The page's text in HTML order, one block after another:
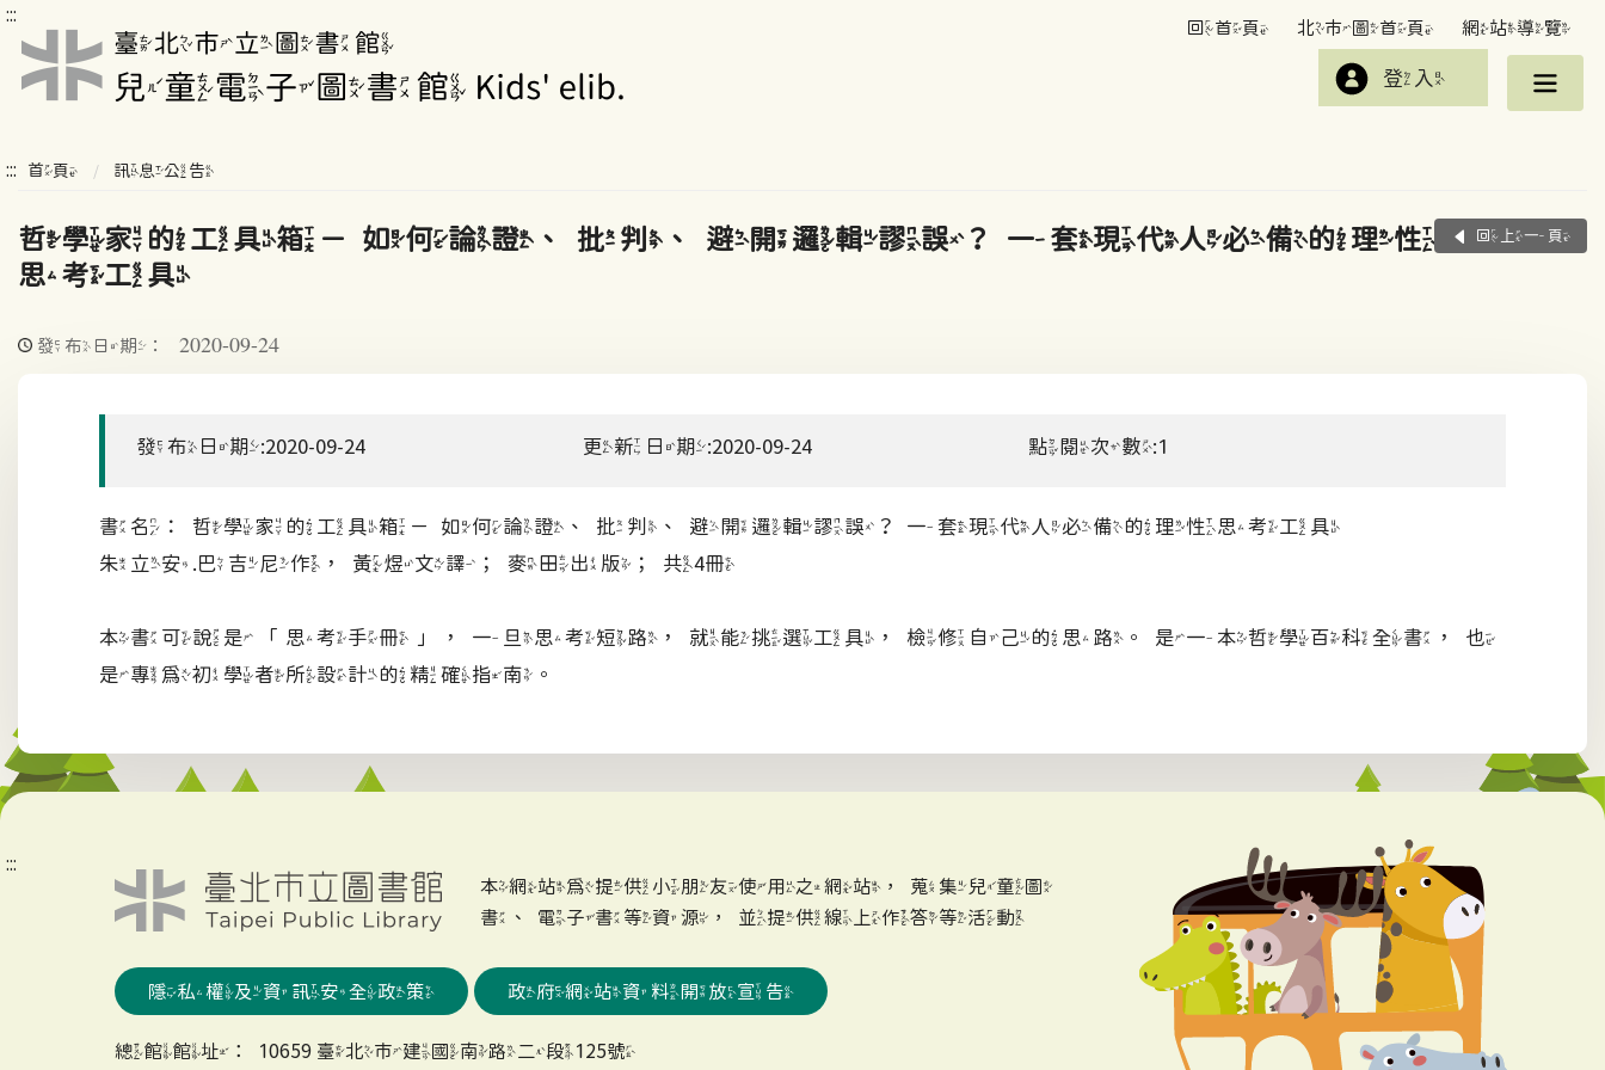
:::
回首頁 北市圖首頁 網站導覽
登入
::: 首頁 訊息公告
哲學家的工具箱－如何論證、批判、避開邏輯謬誤？一套現代人必備的理性
思考工具
回上一頁
發布日期： 2020-09-24
發布日期:2020-09-24 更新日期:2020-09-24 點閱次數:1
書名：哲學家的工具箱－如何論證、批判、避開邏輯謬誤？一套現代人必備的理性思考工具
朱立安.巴吉尼作，黃煜文譯；麥田出版；共4冊
本書可說是「思考手冊」，一旦思考短路，就能挑選工具，檢修自己的思路。是一本哲學百科全書，也
是專為初學者所設計的精確指南。
:::
本網站為提供小朋友使用之網站，蒐集兒童圖
書、電子書等資源，並提供線上作答等活動
隱私權及資訊安全政策 政府網站資料開放宣告
總館館址：10659 臺北市建國南路二段125號